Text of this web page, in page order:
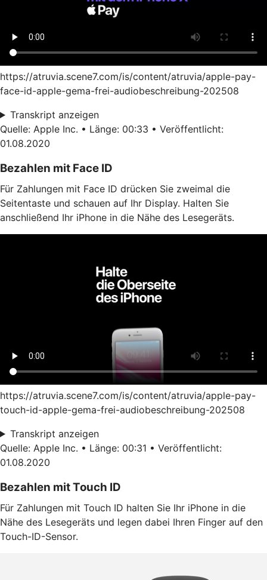
https://atruvia.scene7.com/is/content/atruvia/apple-pay-
face-id-apple-gema-frei-audiobeschreibung-202508
Transkript anzeigen
Quelle: Apple Inc. • Länge: 00:33 • Veröffentlicht:
01.08.2020
Bezahlen mit Face ID
Für Zahlungen mit Face ID drücken Sie zweimal die
Seitentaste und schauen auf Ihr Display. Halten Sie
anschließend Ihr iPhone in die Nähe des Lesegeräts.
https://atruvia.scene7.com/is/content/atruvia/apple-pay-
touch-id-apple-gema-frei-audiobeschreibung-202508
Transkript anzeigen
Quelle: Apple Inc. • Länge: 00:31 • Veröffentlicht:
01.08.2020
Bezahlen mit Touch ID
Für Zahlungen mit Touch ID halten Sie Ihr iPhone in die
Nähe des Lesegeräts und legen dabei Ihren Finger auf den
Touch-ID-Sensor.